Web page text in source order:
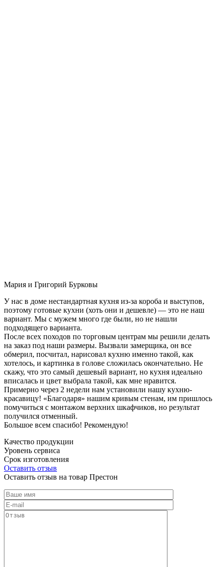
Мария и Григорий Бурковы
У нас в доме нестандартная кухня из-за короба и выступов,
поэтому готовые кухни (хоть они и дешевле) — это не наш
вариант. Мы с мужем много где были, но не нашли
подходящего варианта.
После всех походов по торговым центрам мы решили делать
на заказ под наши размеры. Вызвали замерщика, он все
обмерил, посчитал, нарисовал кухню именно такой, как
хотелось, и картинка в голове сложилась окончательно. Не
скажу, что это самый дешевый вариант, но кухня идеально
вписалась и цвет выбрала такой, как мне нравится.
Примерно через 2 недели нам установили нашу кухню-
красавицу! «Благодаря» нашим кривым стенам, им пришлось
помучиться с монтажом верхних шкафчиков, но результат
получился отменный.
Большое всем спасибо! Рекомендую!
Качество продукции
Уровень сервиса
Срок изготовления
Оставить отзыв
Оставить отзыв на товар Престон